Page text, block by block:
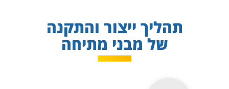
תהליך ייצור והתקנה
של מבני מתיחה